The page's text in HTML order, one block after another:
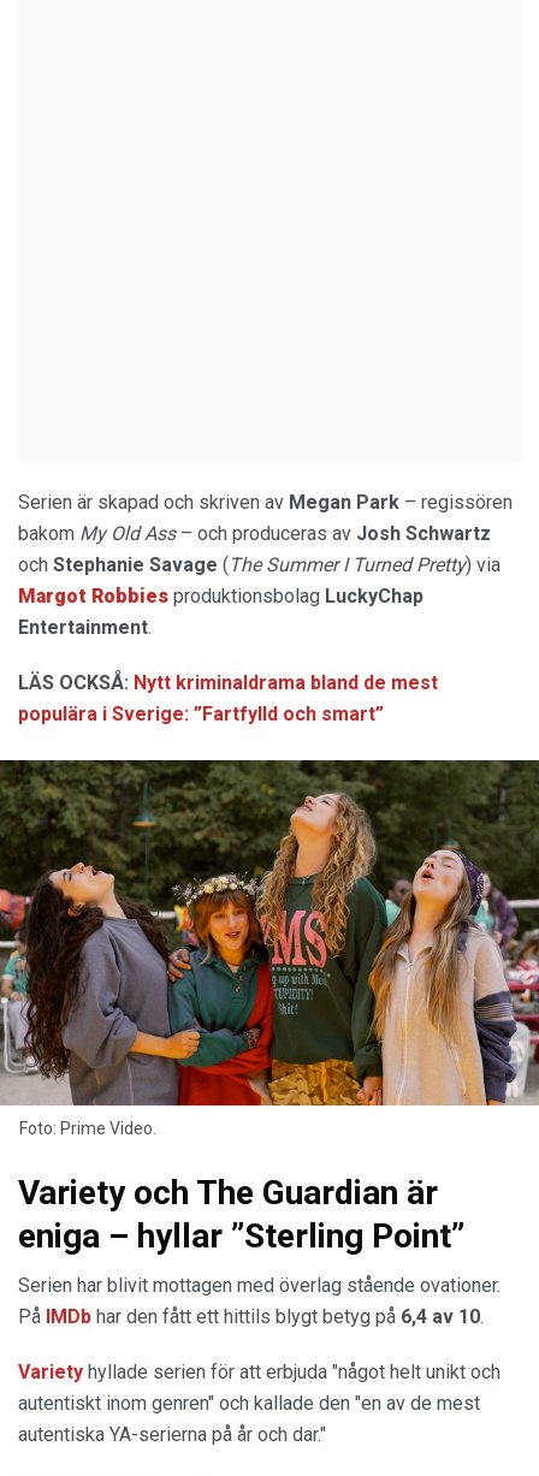
Serien är skapad och skriven av Megan Park – regissören
bakom My Old Ass– och produceras av Josh Schwartz
och Stephanie Savage ( The Summer I Turned Pretty) via
Margot Robbies produktionsbolag LuckyChap
Entertainment.
LÄS OCKSÅ: Nytt kriminaldrama bland de mest
populära i Sverige: ”Fartfylld och smart”
Foto: Prime Video.
Variety och The Guardian är
eniga – hyllar ”Sterling Point”
Serien har blivit mottagen med överlag stående ovationer.
På IMDb har den fått ett hittils blygt betyg på 6,4 av 10.
Variety hyllade serien för att erbjuda "något helt unikt och
autentiskt inom genren" och kallade den "en av de mest
autentiska YA-serierna på år och dar."